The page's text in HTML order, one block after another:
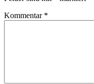
Kommentar *